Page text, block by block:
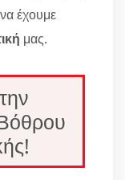
έχουμε
μας.